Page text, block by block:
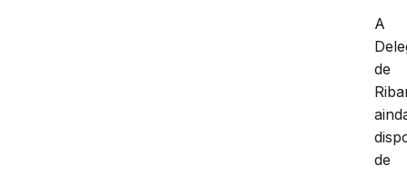
A
de
de